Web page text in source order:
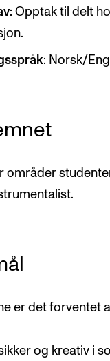
concert halls
: Opptak til delt
: Norsk/
områder
er det forventet
og kreativ i